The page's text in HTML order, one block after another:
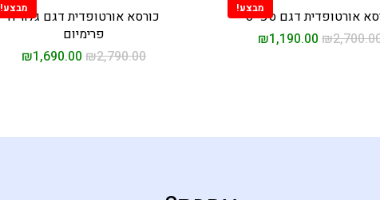
מבצע!
אורטופדית דגם ספייס
₪
₪1,190.00
מבצע!
כורסא אורטופדית דגם גלוריה
פרימיום
₪2,790.00
₪1,690.00